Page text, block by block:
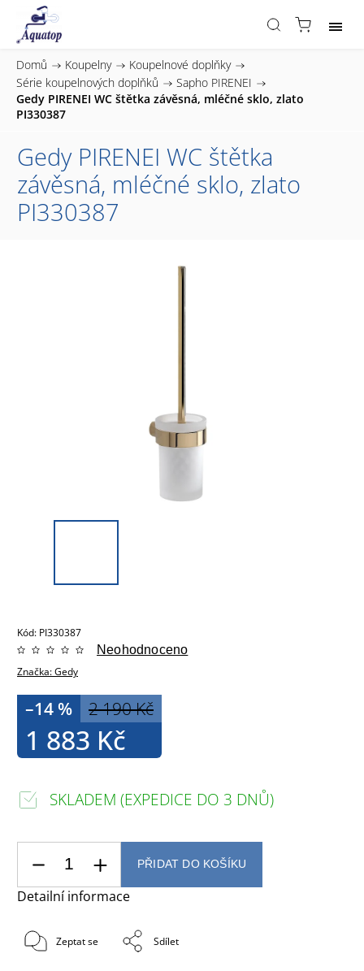
Domů / Koupelny / Koupelnové doplňky /
Série koupelnových doplňků / Sapho PIRENEI /
Gedy PIRENEI WC štětka závěsná, mléčné sklo, zlato
PI330387
Gedy PIRENEI WC štětka
závěsná, mléčné sklo, zlato
PI330387
Kód: PI330387
Značka:Gedy
Neohodnoceno
2 190 Kč
–14 %
1 883 Kč
SKLADEM (EXPEDICE DO 3 DNŮ)
PŘIDAT DO KOŠÍKU
Detailní informace
Zeptat se Sdílet